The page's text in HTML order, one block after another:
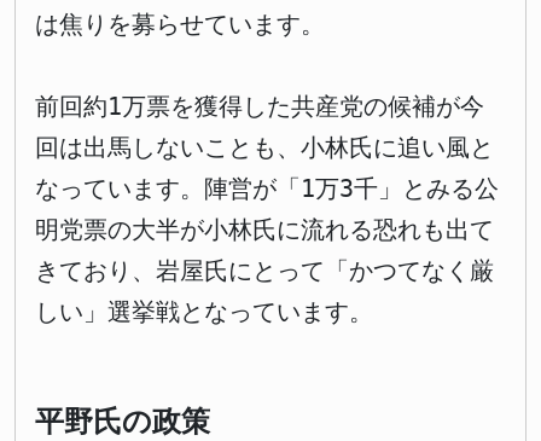
は焦りを募らせています。
前回約1万票を獲得した共産党の候補が今
回は出馬しないことも、小林氏に追い風と
なっています。陣営が「1万3千」とみる公
明党票の大半が小林氏に流れる恐れも出て
きており、岩屋氏にとって「かつてなく厳
しい」選挙戦となっています。
平野氏の政策